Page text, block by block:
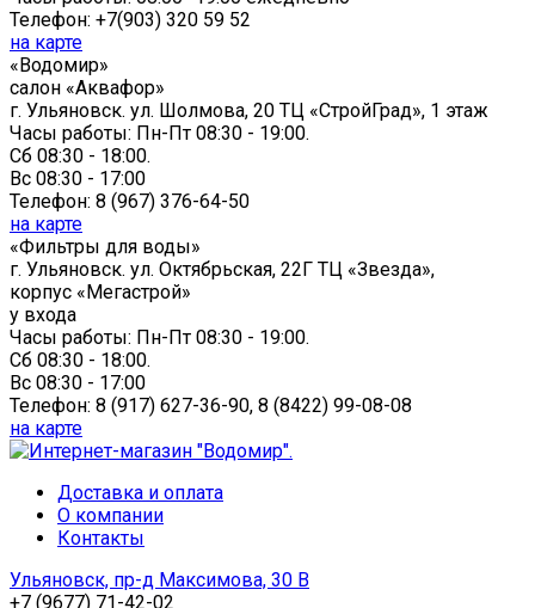
Телефон: +7(903) 320 59 52
на карте
«Водомир»
cалон «Аквафор»
г. Ульяновск. ул. Шолмова, 20 ТЦ «СтройГрад», 1 этаж
Часы работы: Пн-Пт 08:30 - 19:00.
Сб 08:30 - 18:00.
Вс 08:30 - 17:00
Телефон: 8 (967) 376-64-50
на карте
«Фильтры для воды»
г. Ульяновск. ул. Октябрьская, 22Г ТЦ «Звезда»,
корпус «Мегастрой»
у входа
Часы работы: Пн-Пт 08:30 - 19:00.
Сб 08:30 - 18:00.
Вс 08:30 - 17:00
Телефон: 8 (917) 627-36-90, 8 (8422) 99-08-08
на карте
Доставка и оплата
О компании
Контакты
Ульяновск, пр-д Максимова, 30 В
+7 (9677) 71-42-02